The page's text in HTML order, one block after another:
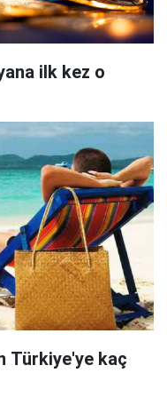
ilk kez o
Türkiye'ye kaç